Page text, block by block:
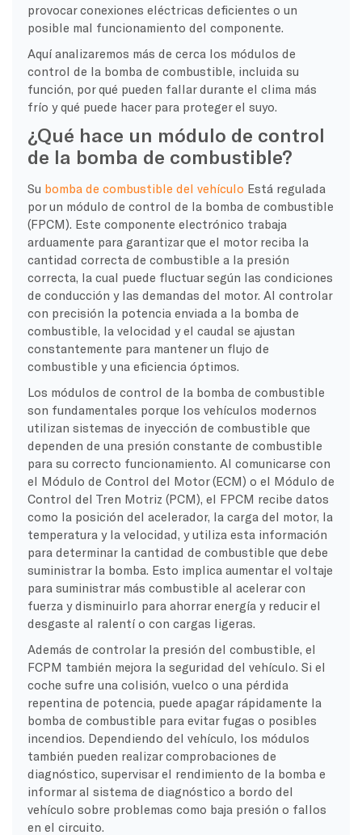
provocar conexiones eléctricas deficientes o un
posible mal funcionamiento del componente.
Aquí analizaremos más de cerca los módulos de
control de la bomba de combustible, incluida su
función, por qué pueden fallar durante el clima más
frío y qué puede hacer para proteger el suyo.
¿Qué hace un módulo de control
de la bomba de combustible?
Su bomba de combustible del vehículo Está regulada
por un módulo de control de la bomba de combustible
(FPCM). Este componente electrónico trabaja
arduamente para garantizar que el motor reciba la
cantidad correcta de combustible a la presión
correcta, la cual puede fluctuar según las condiciones
de conducción y las demandas del motor. Al controlar
con precisión la potencia enviada a la bomba de
combustible, la velocidad y el caudal se ajustan
constantemente para mantener un flujo de
combustible y una eficiencia óptimos.
Los módulos de control de la bomba de combustible
son fundamentales porque los vehículos modernos
utilizan sistemas de inyección de combustible que
dependen de una presión constante de combustible
para su correcto funcionamiento. Al comunicarse con
el Módulo de Control del Motor (ECM) o el Módulo de
Control del Tren Motriz (PCM), el FPCM recibe datos
como la posición del acelerador, la carga del motor, la
temperatura y la velocidad, y utiliza esta información
para determinar la cantidad de combustible que debe
suministrar la bomba. Esto implica aumentar el voltaje
para suministrar más combustible al acelerar con
fuerza y disminuirlo para ahorrar energía y reducir el
desgaste al ralentí o con cargas ligeras.
Además de controlar la presión del combustible, el
FCPM también mejora la seguridad del vehículo. Si el
coche sufre una colisión, vuelco o una pérdida
repentina de potencia, puede apagar rápidamente la
bomba de combustible para evitar fugas o posibles
incendios. Dependiendo del vehículo, los módulos
también pueden realizar comprobaciones de
diagnóstico, supervisar el rendimiento de la bomba e
informar al sistema de diagnóstico a bordo del
vehículo sobre problemas como baja presión o fallos
en el circuito.